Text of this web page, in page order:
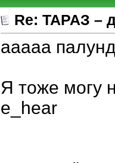
Re: ТАРАЗ –
ааааа
Я тоже могу
e_hear